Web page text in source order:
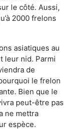
le côté. Aussi,
2000 frelons
asiatiques au
leur nid. Parmi
de
le frelon
Bien que le
peut-être pas
ne mettra
espèce.